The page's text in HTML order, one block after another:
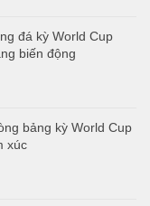
đá kỳ World Cup
biến động
bảng kỳ World Cup
xúc